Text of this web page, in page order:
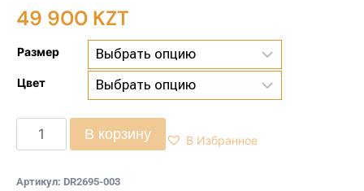
49 900 KZT
Размер
Цвет
В корзину В Избранное
Артикул: DR2695-003